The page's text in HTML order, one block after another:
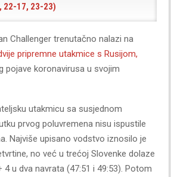
22-17, 23-23)
Challenger trenutačno nalazi na
pripremne utakmice s Rusijom,
pojave koronavirusa u svojim
utakmicu sa susjednom
prvog poluvremena nisu ispustile
Najviše upisano vodstvo iznosilo je
no već u trećoj Slovenke dolaze
u dva navrata (47:51 i 49:53). Potom